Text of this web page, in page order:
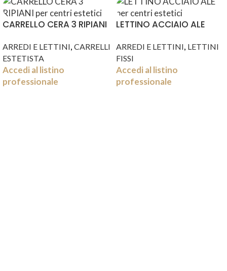
CARRELLO CERA 3 RIPIANI
ARREDI E LETTINI, CARRELLI
ESTETISTA
Accedi al listino
professionale
LETTINO ACCIAIO ALE
ARREDI E LETTINI, LETTINI
FISSI
Accedi al listino
professionale